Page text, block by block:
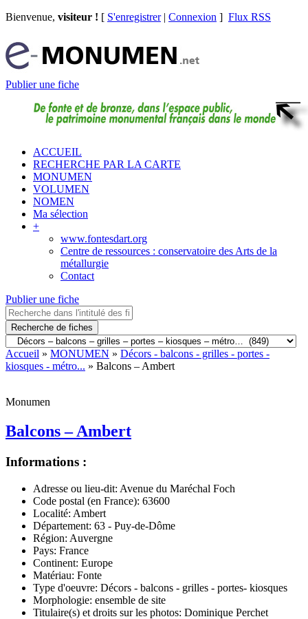
Bienvenue, visiteur ! [ S'enregistrer| Connexion ] Flux RSS
Publier une fiche
ACCUEIL
RECHERCHE PAR LA CARTE
MONUMEN
VOLUMEN
NOMEN
Ma sélection
+
www.fontesdart.org
Centre de ressources : conservatoire des Arts de la
métallurgie
Contact
Publier une fiche
Recherche de fiches
Accueil » MONUMEN » Décors - balcons - grilles - portes -
kiosques - métro... » Balcons – Ambert
Monumen
Balcons – Ambert
Informations :
Adresse ou lieu-dit: Avenue du Maréchal Foch
Code postal (en France): 63600
Localité: Ambert
Département: 63 - Puy-de-Dôme
Région: Auvergne
Pays: France
Continent: Europe
Matériau: Fonte
Type d'oeuvre: Décors - balcons - grilles - portes- kiosques
Morphologie: ensemble de site
Titulaire(s) et droits sur les photos: Dominique Perchet